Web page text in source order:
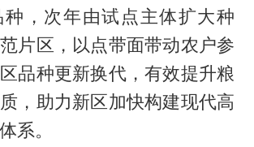
，次年由试点主体扩大种
片区，以点带面带动农户参
品种更新换代，有效提升粮
，助力新区加快构建现代高
系。